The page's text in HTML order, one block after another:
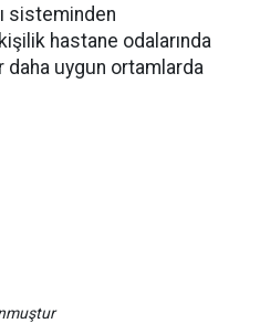
sisteminden
hastane odalarında
uygun ortamlarda